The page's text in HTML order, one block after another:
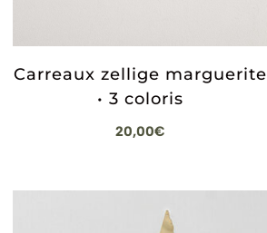
Carreaux zellige marguerite
• 3 coloris
20,00€